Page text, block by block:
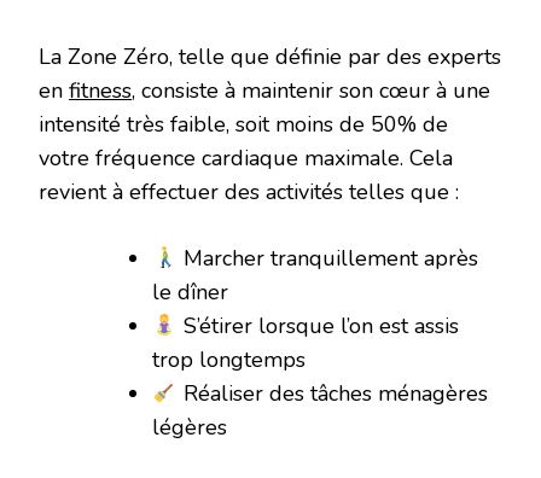
La Zone Zéro, telle que définie par des experts
en fitness, consiste à maintenir son cœur à une
intensité très faible, soit moins de 50% de
votre fréquence cardiaque maximale. Cela
revient à effectuer des activités telles que :
Marcher tranquillement après
le dîner
S’étirer lorsque l’on est assis
trop longtemps
Réaliser des tâches ménagères
légères